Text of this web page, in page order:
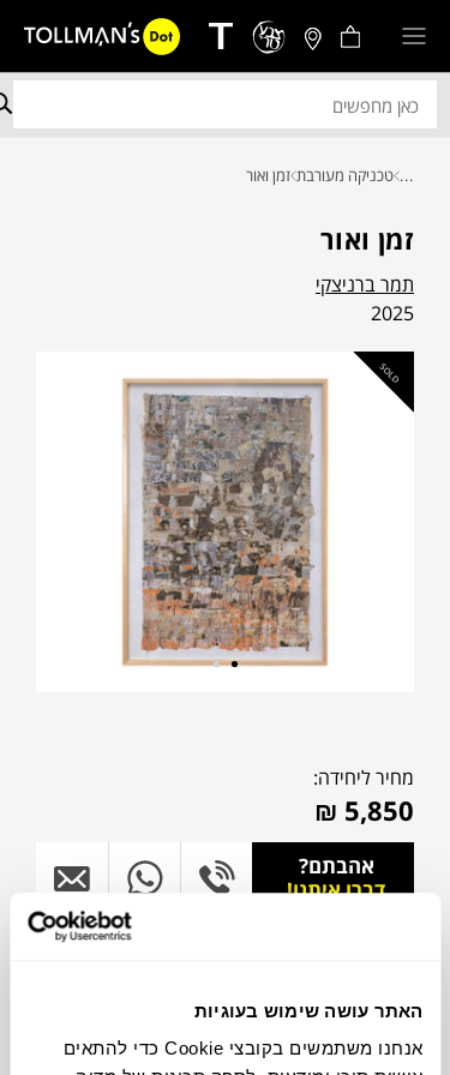
האתר עושה שימוש בעוגיות
אנחנו משתמשים בקובצי Cookie כדי להתאים
... טכניקה מעורבת זמן ואור
זמן ואור
תמר ברניצקי
2025
SOLD
מחיר ליחידה:
₪ 5,850
אהבתם?
דברו איתנו!
תוכלו למצוא אותי ב: